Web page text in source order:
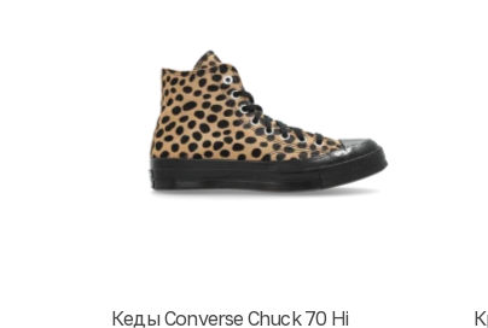
Кеды Converse Chuck 70 Hi